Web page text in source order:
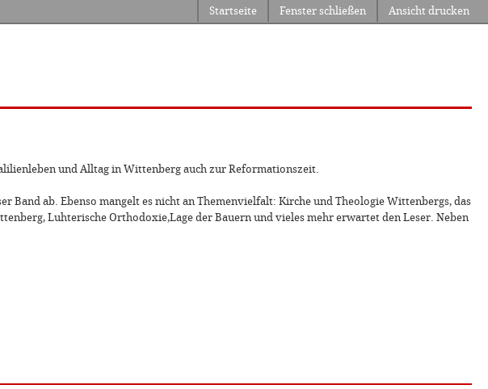
Ansicht drucken
Fenster schließen
Startseite
und Alltag in Wittenberg auch zur Reformationszeit.
ab. Ebenso mangelt es nicht an Themenvielfalt: Kirche und Theologie Wittenbergs, das
Luhterische Orthodoxie,Lage der Bauern und vieles mehr erwartet den Leser. Neben